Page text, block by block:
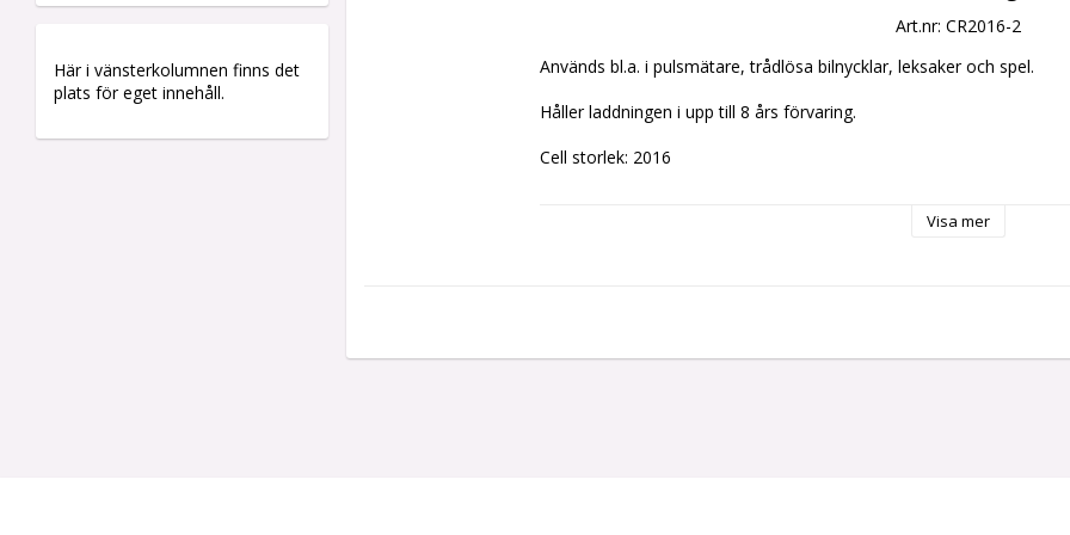
Här i vänsterkolumnen finns det
plats för eget innehåll.
Art.nr: CR2016-2
Används bl.a. i pulsmätare, trådlösa bilnycklar, leksaker och spel.
Håller laddningen i upp till 8 års förvaring.
Cell storlek: 2016
Visa mer